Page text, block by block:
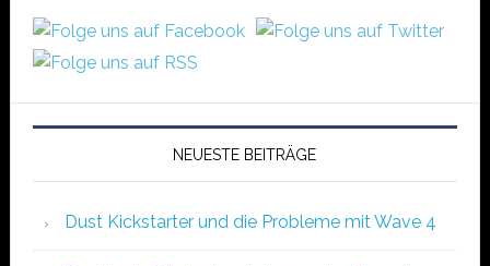
NEUESTE BEITRÄGE
Dust Kickstarter und die Probleme mit Wave 4